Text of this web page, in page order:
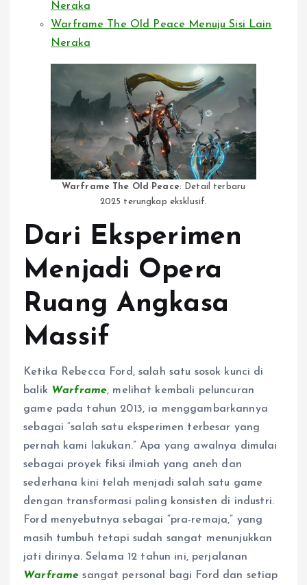
Neraka
Warframe The Old Peace Menuju Sisi Lain
Neraka
Warframe The Old Peace: Detail terbaru
2025 terungkap eksklusif.
Dari Eksperimen
Menjadi Opera
Ruang Angkasa
Massif
Ketika Rebecca Ford, salah satu sosok kunci di
balik Warframe, melihat kembali peluncuran
game pada tahun 2013, ia menggambarkannya
sebagai “salah satu eksperimen terbesar yang
pernah kami lakukan.” Apa yang awalnya dimulai
sebagai proyek fiksi ilmiah yang aneh dan
sederhana kini telah menjadi salah satu game
dengan transformasi paling konsisten di industri.
Ford menyebutnya sebagai “pra-remaja,” yang
masih tumbuh tetapi sudah sangat menunjukkan
jati dirinya. Selama 12 tahun ini, perjalanan
Warframe sangat personal bagi Ford dan setiap